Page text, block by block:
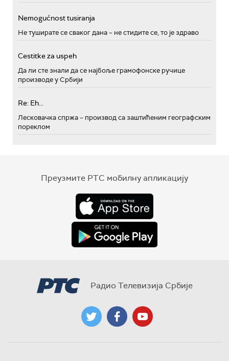
Nemogućnost tusiranja
Не туширате се сваког дана – не стидите се, то је здраво
Cestitke za uspeh
Да ли сте знали да се најбоље грамофонске ручице
производе у Србији
Re: Eh...
Лесковачка спржа – производ са заштићеним географским
пореклом
Преузмите РТС мобилну апликацију
Радио Телевизија Србије